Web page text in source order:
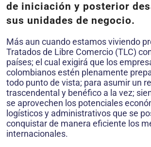
de iniciación y posterior
sus unidades de negocio.
Más aun cuando estamos viviendo
Tratados de Libre Comercio (TLC)
países; el cual exigirá que los
colombianos estén plenamente
todo punto de vista; para asumir un
trascendental y benéfico a la vez;
se aprovechen los potenciales
logísticos y administrativos que se
conquistar de manera eficiente los
internacionales.